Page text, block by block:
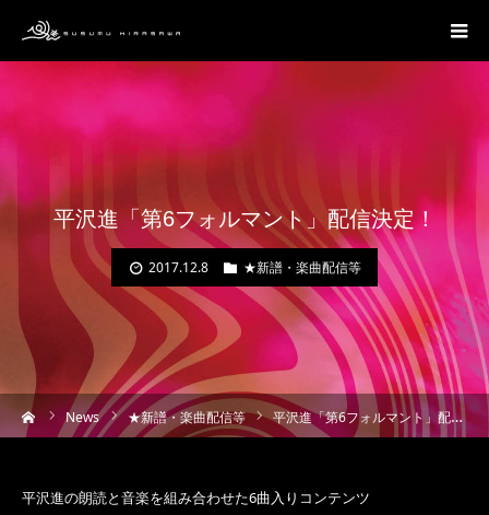
平沢進「第6フォルマント」配信決定！
2017.12.8 ★新譜・楽曲配信等
ム News ★新譜・楽曲配信等 平沢進「第6フォルマント」配信決定！
平沢進の朗読と音楽を組み合わせた6曲入りコンテンツ